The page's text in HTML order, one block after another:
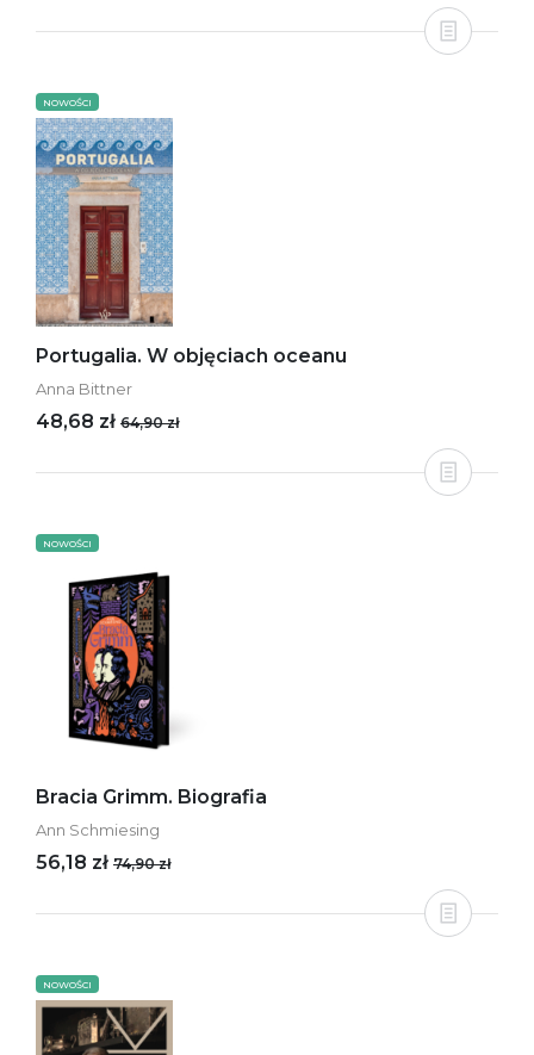
NOWOŚCI
Portugalia. W objęciach oceanu
Anna Bittner
48,68 zł 64,90 zł
NOWOŚCI
Bracia Grimm. Biografia
Ann Schmiesing
56,18 zł 74,90 zł
NOWOŚCI